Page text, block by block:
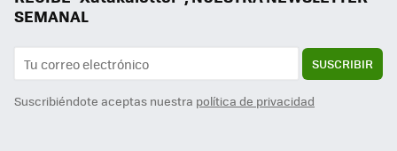
SEMANAL
SUSCRIBIR
Suscribiéndote aceptas nuestra política de privacidad